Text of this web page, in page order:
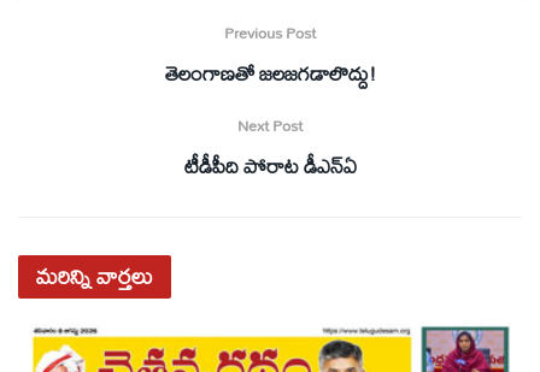
Previous Post
తెలంగాణతో జలజగడాలొద్దు!
Next Post
టీడీపీది పోరాట డీఎన్‌ఏ
మరిన్నివార్తలు